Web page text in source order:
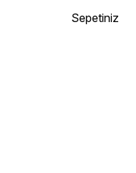
Sepetiniz